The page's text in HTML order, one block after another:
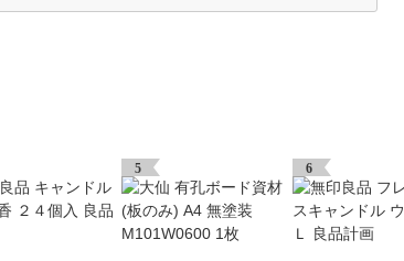
5 6